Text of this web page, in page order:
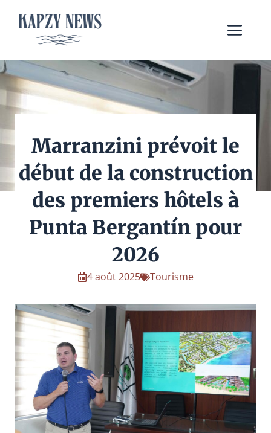
contenu
Marranzini prévoit le
début de la construction
des premiers hôtels à
Punta Bergantín pour
2026
4 août 2025 Tourisme